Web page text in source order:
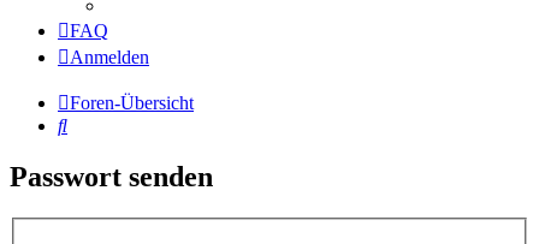
FAQ
Anmelden
Foren-Übersicht
Suche
Passwort senden